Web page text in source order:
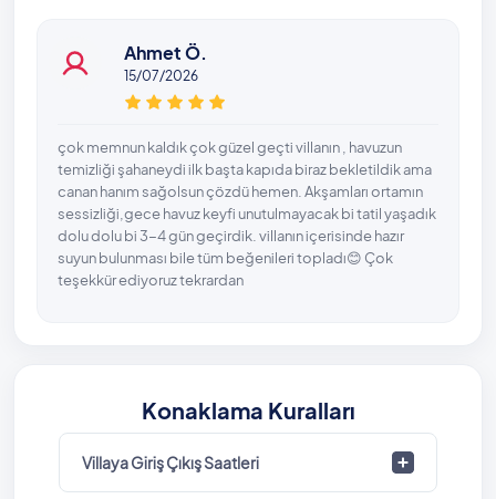
Ahmet Ö.
15/07/2026
çok memnun kaldık çok güzel geçti villanın , havuzun
temizliği şahaneydi ilk başta kapıda biraz bekletildik ama
canan hanım sağolsun çözdü hemen. Akşamları ortamın
sessizliği,gece havuz keyfi unutulmayacak bi tatil yaşadık
dolu dolu bi 3-4 gün geçirdik. villanın içerisinde hazır
suyun bulunması bile tüm beğenileri topladı😊 Çok
teşekkür ediyoruz tekrardan
Konaklama Kuralları
Villaya Giriş Çıkış Saatleri